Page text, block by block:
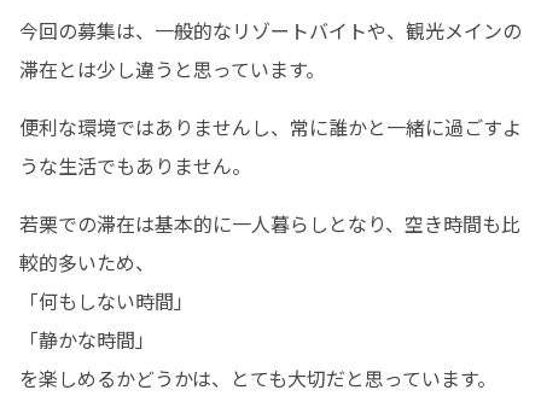
今回の募集は、一般的なリゾートバイトや、観光メインの
滞在とは少し違うと思っています。
便利な環境ではありませんし、常に誰かと一緒に過ごすよ
うな生活でもありません。
若栗での滞在は基本的に一人暮らしとなり、空き時間も比
較的多いため、
「何もしない時間」
「静かな時間」
を楽しめるかどうかは、とても大切だと思っています。